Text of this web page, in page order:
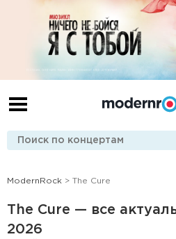
ModernRock > The Cure
The Cure — все
2026